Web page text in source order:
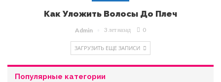
Как Уложить Волосы До Плеч
Admin 3 лет назад 0
ЗАГРУЗИТЬ ЕЩЕ ЗАПИСИ
Популярные категории